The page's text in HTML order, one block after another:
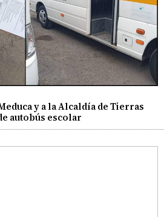
y a la Alcaldía de Tierras
autobús escolar